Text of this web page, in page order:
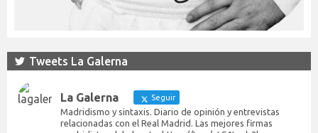
Tweets La Galerna
La Galerna Seguir
Madridismo y sintaxis. Diario de opinión y entrevistas
relacionadas con el Real Madrid. Las mejores firmas